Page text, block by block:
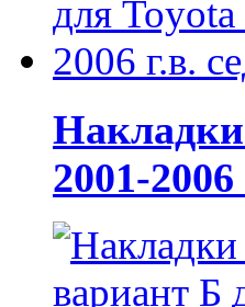
2001-2006